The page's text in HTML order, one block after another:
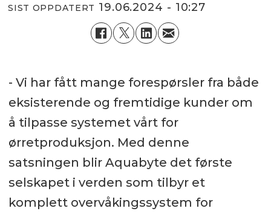
SIST OPPDATERT 19.06.2024 - 10:27
- Vi har fått mange forespørsler fra både
eksisterende og fremtidige kunder om
å tilpasse systemet vårt for
ørretproduksjon. Med denne
satsningen blir Aquabyte det første
selskapet i verden som tilbyr et
komplett overvåkingssystem for